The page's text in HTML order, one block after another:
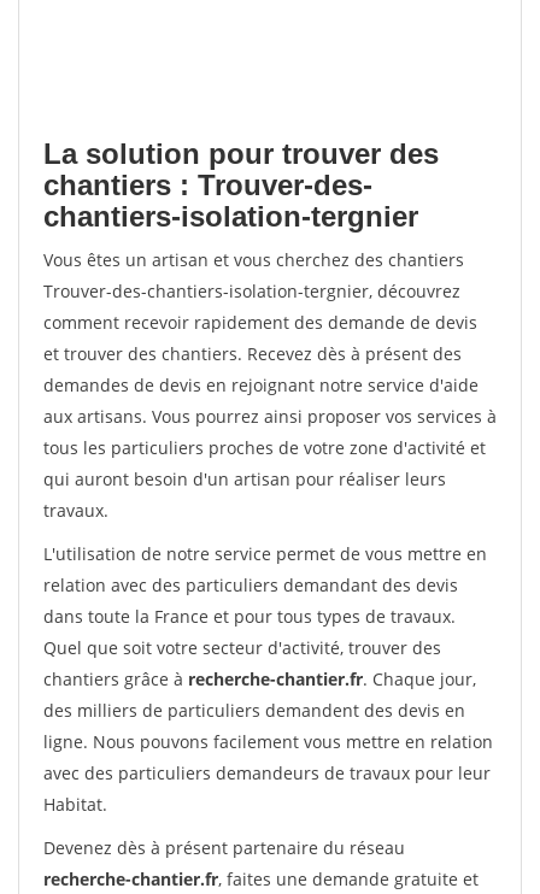
La solution pour trouver des
chantiers : Trouver-des-
chantiers-isolation-tergnier
Vous êtes un artisan et vous cherchez des chantiers
Trouver-des-chantiers-isolation-tergnier, découvrez
comment recevoir rapidement des demande de devis
et trouver des chantiers. Recevez dès à présent des
demandes de devis en rejoignant notre service d'aide
aux artisans. Vous pourrez ainsi proposer vos services à
tous les particuliers proches de votre zone d'activité et
qui auront besoin d'un artisan pour réaliser leurs
travaux.
L'utilisation de notre service permet de vous mettre en
relation avec des particuliers demandant des devis
dans toute la France et pour tous types de travaux.
Quel que soit votre secteur d'activité, trouver des
chantiers grâce à recherche-chantier.fr. Chaque jour,
des milliers de particuliers demandent des devis en
ligne. Nous pouvons facilement vous mettre en relation
avec des particuliers demandeurs de travaux pour leur
Habitat.
Devenez dès à présent partenaire du réseau
recherche-chantier.fr, faites une demande gratuite et